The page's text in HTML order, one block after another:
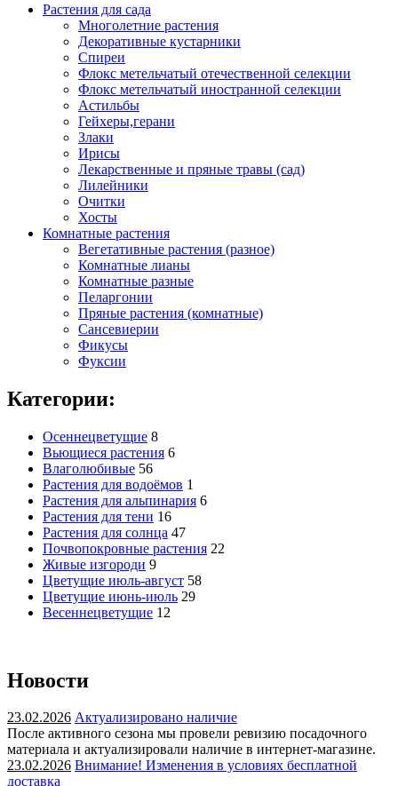
Растения для сада
Многолетние растения
Декоративные кустарники
Спиреи
Флокс метельчатый отечественной селекции
Флокс метельчатый иностранной селекции
Астильбы
Гейхеры,герани
Злаки
Ирисы
Лекарственные и пряные травы (сад)
Лилейники
Очитки
Хосты
Комнатные растения
Вегетативные растения (разное)
Комнатные лианы
Комнатные разные
Пеларгонии
Пряные растения (комнатные)
Сансевиерии
Фикусы
Фуксии
Категории:
Осеннецветущие 8
Вьющиеся растения 6
Влаголюбивые 56
Растения для водоёмов 1
Растения для альпинария 6
Растения для тени 16
Растения для солнца 47
Почвопокровные растения 22
Живые изгороди 9
Цветущие июль-август 58
Цветущие июнь-июль 29
Весеннецветущие 12
Новости
23.02.2026 Актуализировано наличие
После активного сезона мы провели ревизию посадочного
материала и актуализировали наличие в интернет-магазине.
23.02.2026 Внимание! Изменения в условиях бесплатной
доставка